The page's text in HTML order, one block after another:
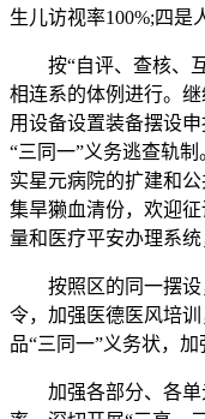
生儿访视率100%;四是
按“自评、查核、互
相连系的体例进行。
用设备设置装备摆设
“三同一”义务逃查轨
实星元病院的扩建和
集旱獭血清份，欢迎
量和医疗平安办理系统
按照区的同一摆设
令，加强医德医风培
品“三同一”义务状，加
加强各部分、各单